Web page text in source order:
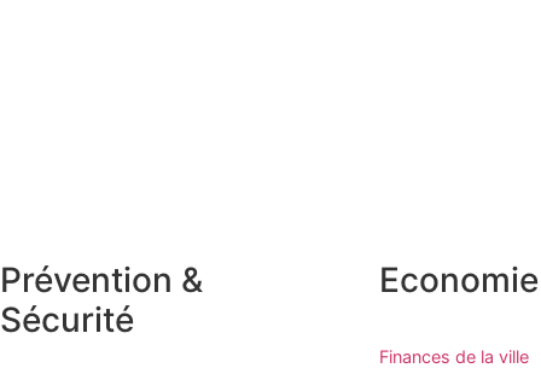
Prévention &
Sécurité
Economie
Finances de la ville